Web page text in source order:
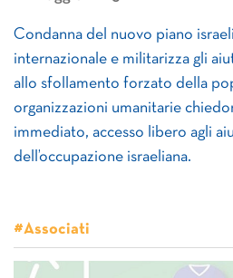
Condanna del nuovo piano
internazionale e militarizza gli
allo sfollamento forzato della
organizzazioni umanitarie
immediato, accesso libero agli
dell’occupazione israeliana.
#Associati